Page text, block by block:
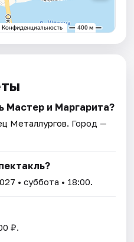
Мастер и Маргарита?
Металлургов. Город —
• суббота • 18:00.
₽.